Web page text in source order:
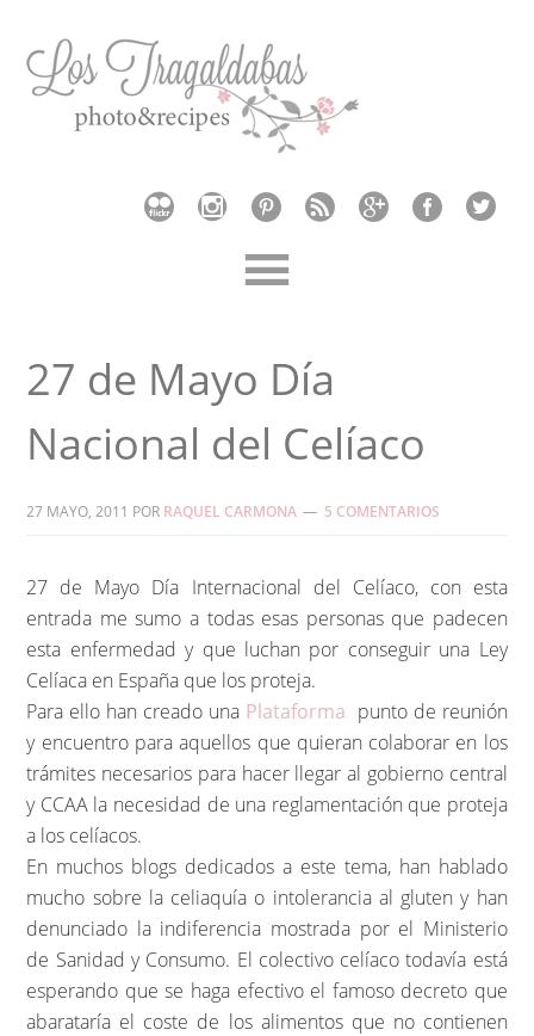
27 de Mayo Día
Nacional del Celíaco
27 MAYO, 2011 POR RAQUEL CARMONA 5 COMENTARIOS
27 de Mayo Día Internacional del Celíaco, con esta
entrada me sumo a todas esas personas que padecen
esta enfermedad y que luchan por conseguir una Ley
Celíaca en España que los proteja.
Para ello han creado una Plataforma punto de reunión
y encuentro para aquellos que quieran colaborar en los
trámites necesarios para hacer llegar al gobierno central
y CCAA la necesidad de una reglamentación que proteja
a los celíacos.
En muchos blogs dedicados a este tema, han hablado
mucho sobre la celiaquía o intolerancia al gluten y han
denunciado la indiferencia mostrada por el Ministerio
de Sanidad y Consumo. El colectivo celíaco todavía está
esperando que se haga efectivo el famoso decreto que
abarataría el coste de los alimentos que no contienen